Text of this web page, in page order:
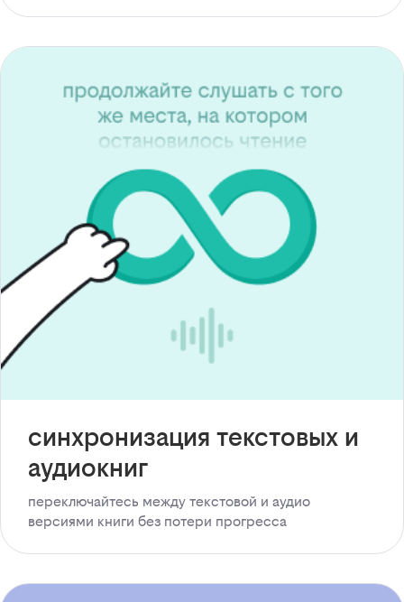
синхронизация текстовых и
аудиокниг
переключайтесь между текстовой и аудио
версиями книги без потери прогресса